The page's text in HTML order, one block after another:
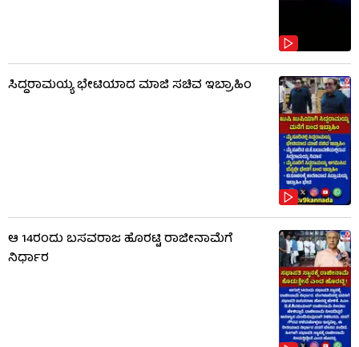
ಸಿದ್ದರಾಮಯ್ಯ ಭೇಟಿಯಾದ ಮಾಜಿ ಸಚಿವ ಇಬ್ರಾಹಿಂ
ಆ 14ರಂದು ಬಸವರಾಜ ಹೊರಟ್ಟಿ ರಾಜೀನಾಮೆಗೆ
ನಿರ್ಧಾರ